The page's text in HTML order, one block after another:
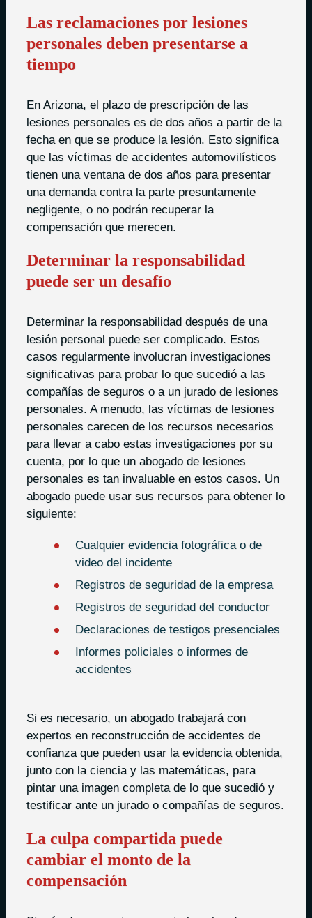
Las reclamaciones por lesiones
personales deben presentarse a
tiempo
En Arizona, el plazo de prescripción de las
lesiones personales es de dos años a partir de la
fecha en que se produce la lesión. Esto significa
que las víctimas de accidentes automovilísticos
tienen una ventana de dos años para presentar
una demanda contra la parte presuntamente
negligente, o no podrán recuperar la
compensación que merecen.
Determinar la responsabilidad
puede ser un desafío
Determinar la responsabilidad después de una
lesión personal puede ser complicado. Estos
casos regularmente involucran investigaciones
significativas para probar lo que sucedió a las
compañías de seguros o a un jurado de lesiones
personales. A menudo, las víctimas de lesiones
personales carecen de los recursos necesarios
para llevar a cabo estas investigaciones por su
cuenta, por lo que un abogado de lesiones
personales es tan invaluable en estos casos. Un
abogado puede usar sus recursos para obtener lo
siguiente:
Cualquier evidencia fotográfica o de
video del incidente
Registros de seguridad de la empresa
Registros de seguridad del conductor
Declaraciones de testigos presenciales
Informes policiales o informes de
accidentes
Si es necesario, un abogado trabajará con
expertos en reconstrucción de accidentes de
confianza que pueden usar la evidencia obtenida,
junto con la ciencia y las matemáticas, para
pintar una imagen completa de lo que sucedió y
testificar ante un jurado o compañías de seguros.
La culpa compartida puede
cambiar el monto de la
compensación